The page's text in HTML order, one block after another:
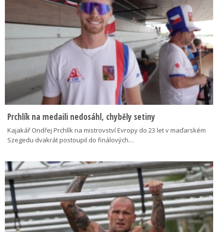
Prchlík na medaili nedosáhl, chyběly setiny
Kajakář Ondřej Prchlík na mistrovství Evropy do 23 let v maďarském
Szegedu dvakrát postoupil do finálových…